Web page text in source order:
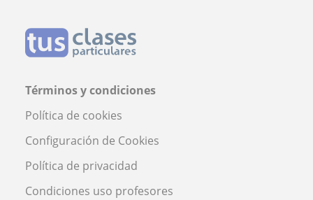
Términos y condiciones
Política de cookies
Configuración de Cookies
Política de privacidad
Condiciones uso profesores